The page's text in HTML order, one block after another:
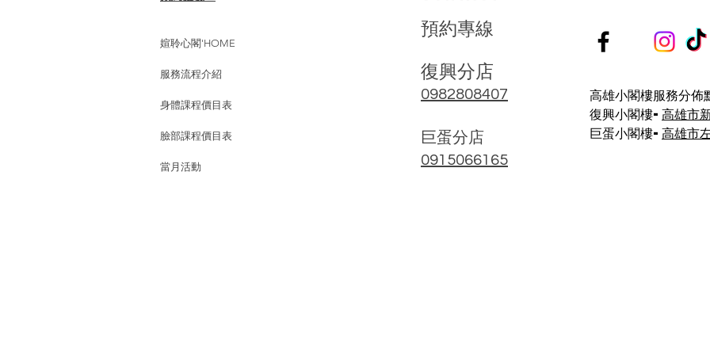
媗聆心閣'HOME
服務流程介紹
身體課程價目表
臉部課程價目表
當月活動
預約專線
復興分店
0982808407
​巨蛋分店
0915066165
高雄小閣樓服務分佈
復興小閣樓- 高雄市
巨蛋小閣樓- 高雄市